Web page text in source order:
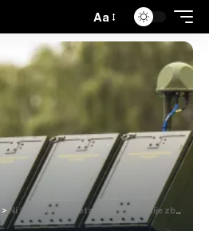
Aa
> Ni ‘jeftino’ presretanje dronova nije zbilja jeftino